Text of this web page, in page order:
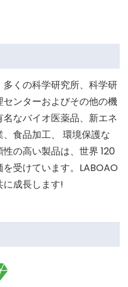
くの科学研究所、科学研
ンターおよびその他の機
なバイオ医薬品、新エネ
食品加工、 環境保護な
の高い製品は、世界 120
受けています。LABOAO
に成長します!